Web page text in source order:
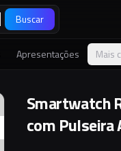
Buscar
Apresentações Mais
Smartwatch
com Pulseira